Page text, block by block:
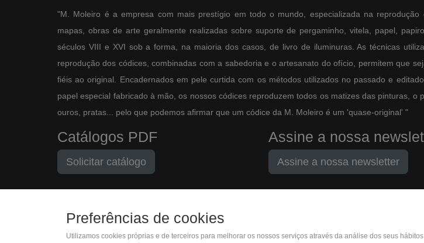
"M. Moleiro é a empresa com mais prestígio em todo o mundo, especializada na reprodução
mapas, obras de arte geralmente realizadas sobre suporte de pergaminho, vitela, papel,
séculos VIII e XVI sob a forma, na maioria dos casos, de livro de iluminuras. As técnicas
reprodução dos códices, combinadas com a sabedoria e o artesanato do ofício, permitem que
fiéis ao original. Encadernados em pele curtida com os métodos utilizados no passado e
papel especial fabricado à mão, os nossos códices reproduzem todos os matizes das pinturas, o
ouros, pratas... pelo que podemos afirmar que um códice da M. Moleiro é um 'quase-original' "
Catálogos PDF
Solicitar catálogo
Assine a nossa
Assine a nossa newsletter
(+34) 932 402 091
Travesera de Gracia, 17
Preferências de cookies
Utilizamos cookies próprias e de terceiros para melhorar os nossos serviços através da análise dos seus